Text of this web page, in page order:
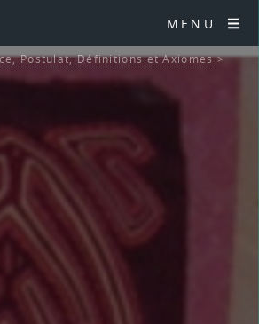
MENU
Postulat, Définitions et Axiomes>